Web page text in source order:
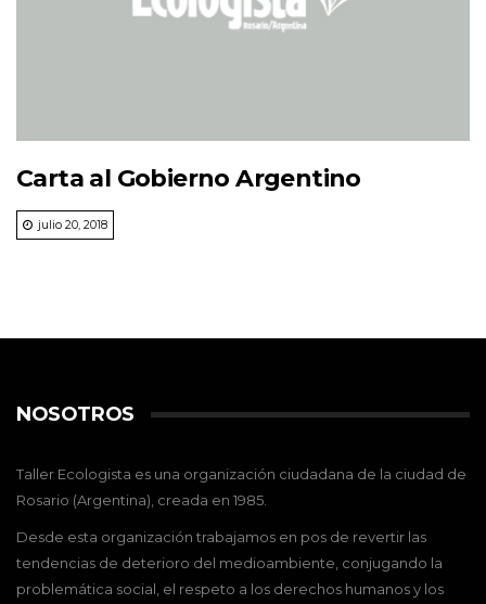
Carta al Gobierno Argentino
julio 20, 2018
NOSOTROS
Taller Ecologista es una organización ciudadana de la ciudad de
Rosario (Argentina), creada en 1985.
Desde esta organización trabajamos en pos de revertir las
tendencias de deterioro del medioambiente, conjugando la
problemática social, el respeto a los derechos humanos y los